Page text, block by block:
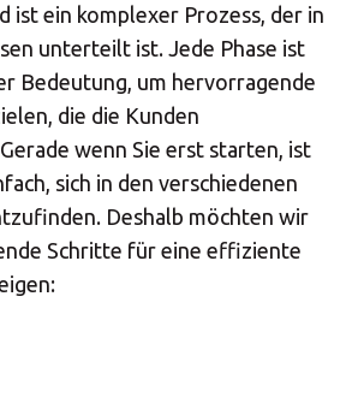
ist ein komplexer Prozess, der in
unterteilt ist. Jede Phase ist
Bedeutung, um hervorragende
die die Kunden
wenn Sie erst starten, ist
sich in den verschiedenen
Deshalb möchten wir
Schritte für eine effiziente